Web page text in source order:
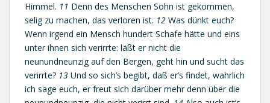
Himmel. 11 Denn des Menschen Sohn ist gekommen,
selig zu machen, das verloren ist. 12 Was dünkt euch?
Wenn irgend ein Mensch hundert Schafe hätte und eins
unter ihnen sich verirrte: läßt er nicht die
neunundneunzig auf den Bergen, geht hin und sucht das
verirrte? 13 Und so sich’s begibt, daß er’s findet, wahrlich
ich sage euch, er freut sich darüber mehr denn über die